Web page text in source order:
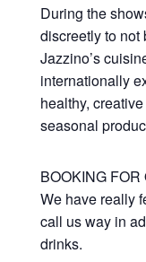
During the
discreetly to not
Jazzino’s
internationally
healthy,
seasonal
BOOKING
We have really
call us way in
drinks.